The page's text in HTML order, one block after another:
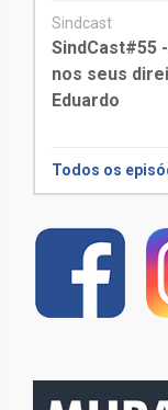
Sindcast
SindCast#55
nos seus
Eduardo
Todos os